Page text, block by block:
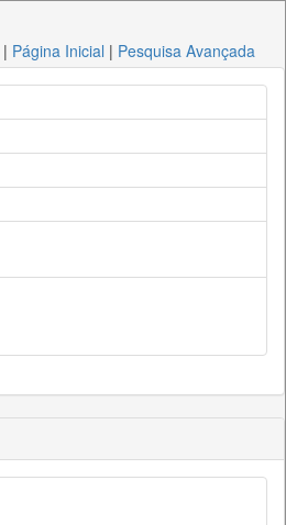
| Página Inicial | Pesquisa Avançada